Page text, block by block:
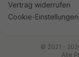
Vertrag widerrufen
Cookie-Einstellungen
© 2021 -
Alle